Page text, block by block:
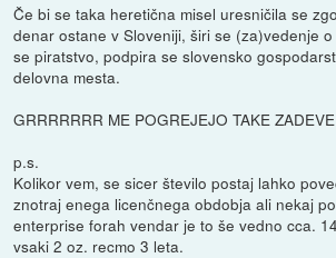
Če bi se taka heretična misel uresničila se
denar ostane v Sloveniji, širi se (za)vedenje
se piratstvo, podpira se slovensko
delovna mesta.
GRRRRRRR ME POGREJEJO TAKE ZADEVE
p.s.
Kolikor vem, se sicer število postaj lahko
znotraj enega licenčnega obdobja ali nekaj
enterprise forah vendar je to še vedno cca.
vsaki 2 oz. recmo 3 leta.